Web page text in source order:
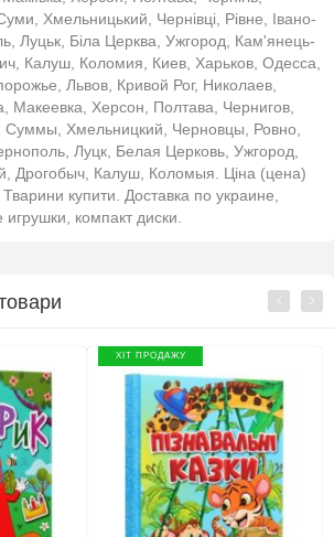
Хмельницький, Чернівці, Рівне, Івано-
Луцьк, Біла Церква, Ужгород, Кам'янець-
Калуш, Коломия, Киев, Харьков, Одесса,
Львов, Кривой Рог, Николаев,
Макеевка, Херсон, Полтава, Чернигов,
Хмельницкий, Черновцы, Ровно,
Луцк, Белая Церковь, Ужгород,
Дрогобыч, Калуш, Коломыя. Ціна (цена)
купити. Доставка по украине,
игрушки, компакт диски.
ХІТ ПРОДАЖУ